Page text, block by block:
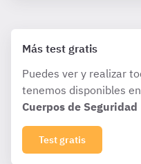
Más test gratis
Puedes ver y realizar
tenemos disponibles
Cuerpos de Seguridad
Test gratis